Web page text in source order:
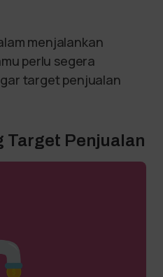
menjalankan
perlu segera
target penjualan
Target Penjualan